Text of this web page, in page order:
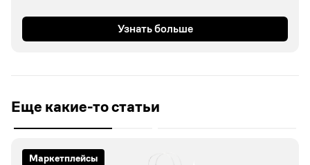
Узнать больше
Еще какие-то статьи
Маркетплейсы